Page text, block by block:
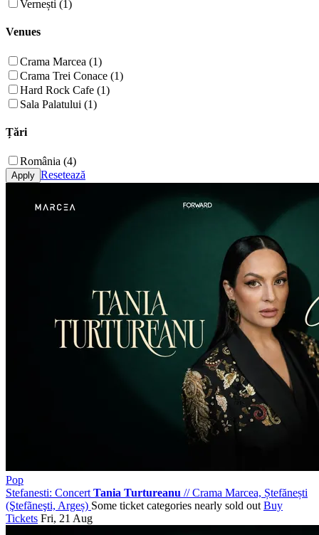
Vernești (1)
Venues
Crama Marcea (1)
Crama Trei Conace (1)
Hard Rock Cafe (1)
Sala Palatului (1)
Țări
România (4)
Resetează
Pop
Stefanesti: Concert Tania Turtureanu //Crama Marcea, Ștefănești
(Ştefãneşti, Argeș) Some ticket categories nearly sold out Buy
Tickets Fri, 21 Aug